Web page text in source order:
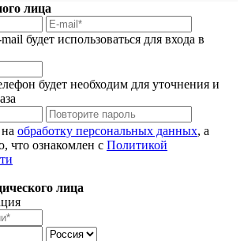
лица
будет использоваться для входа в
будет необходим для уточнения и
обработку персональных данных, а
что ознакомлен с Политикой
лица